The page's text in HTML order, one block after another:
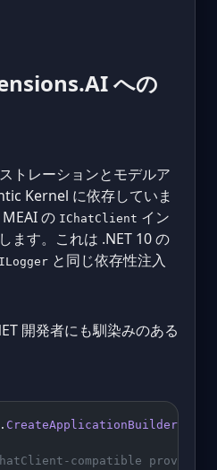
への
トレーションとモデルア
Kernel に依存していま
の IChatClient イン
ます。これは .NET 10 の
ILogger と同じ依存性注入
開発者にも馴染みのある
CreateApplicationBuilder
compatible provider